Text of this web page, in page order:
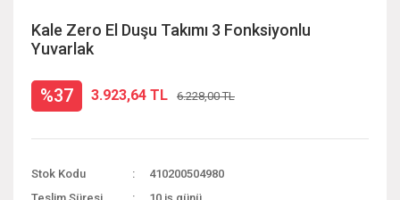
Kale Zero El Duşu Takımı 3 Fonksiyonlu
Yuvarlak
%37 3.923,64 TL 6.228,00 TL
Stok Kodu
410200504980